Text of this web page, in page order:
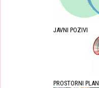
JAVNI POZIVI
PROSTORNI PLAN